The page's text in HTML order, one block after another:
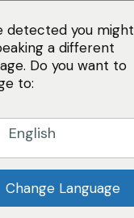
detected you might
a different
Do you want to
to:
English
Change Language